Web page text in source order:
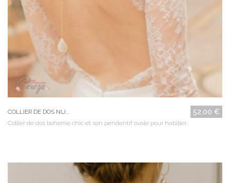
COLLIER DE DOS NU... 52,00 €
Collier de dos bohème chic et son pendentif ovale pour habiller...